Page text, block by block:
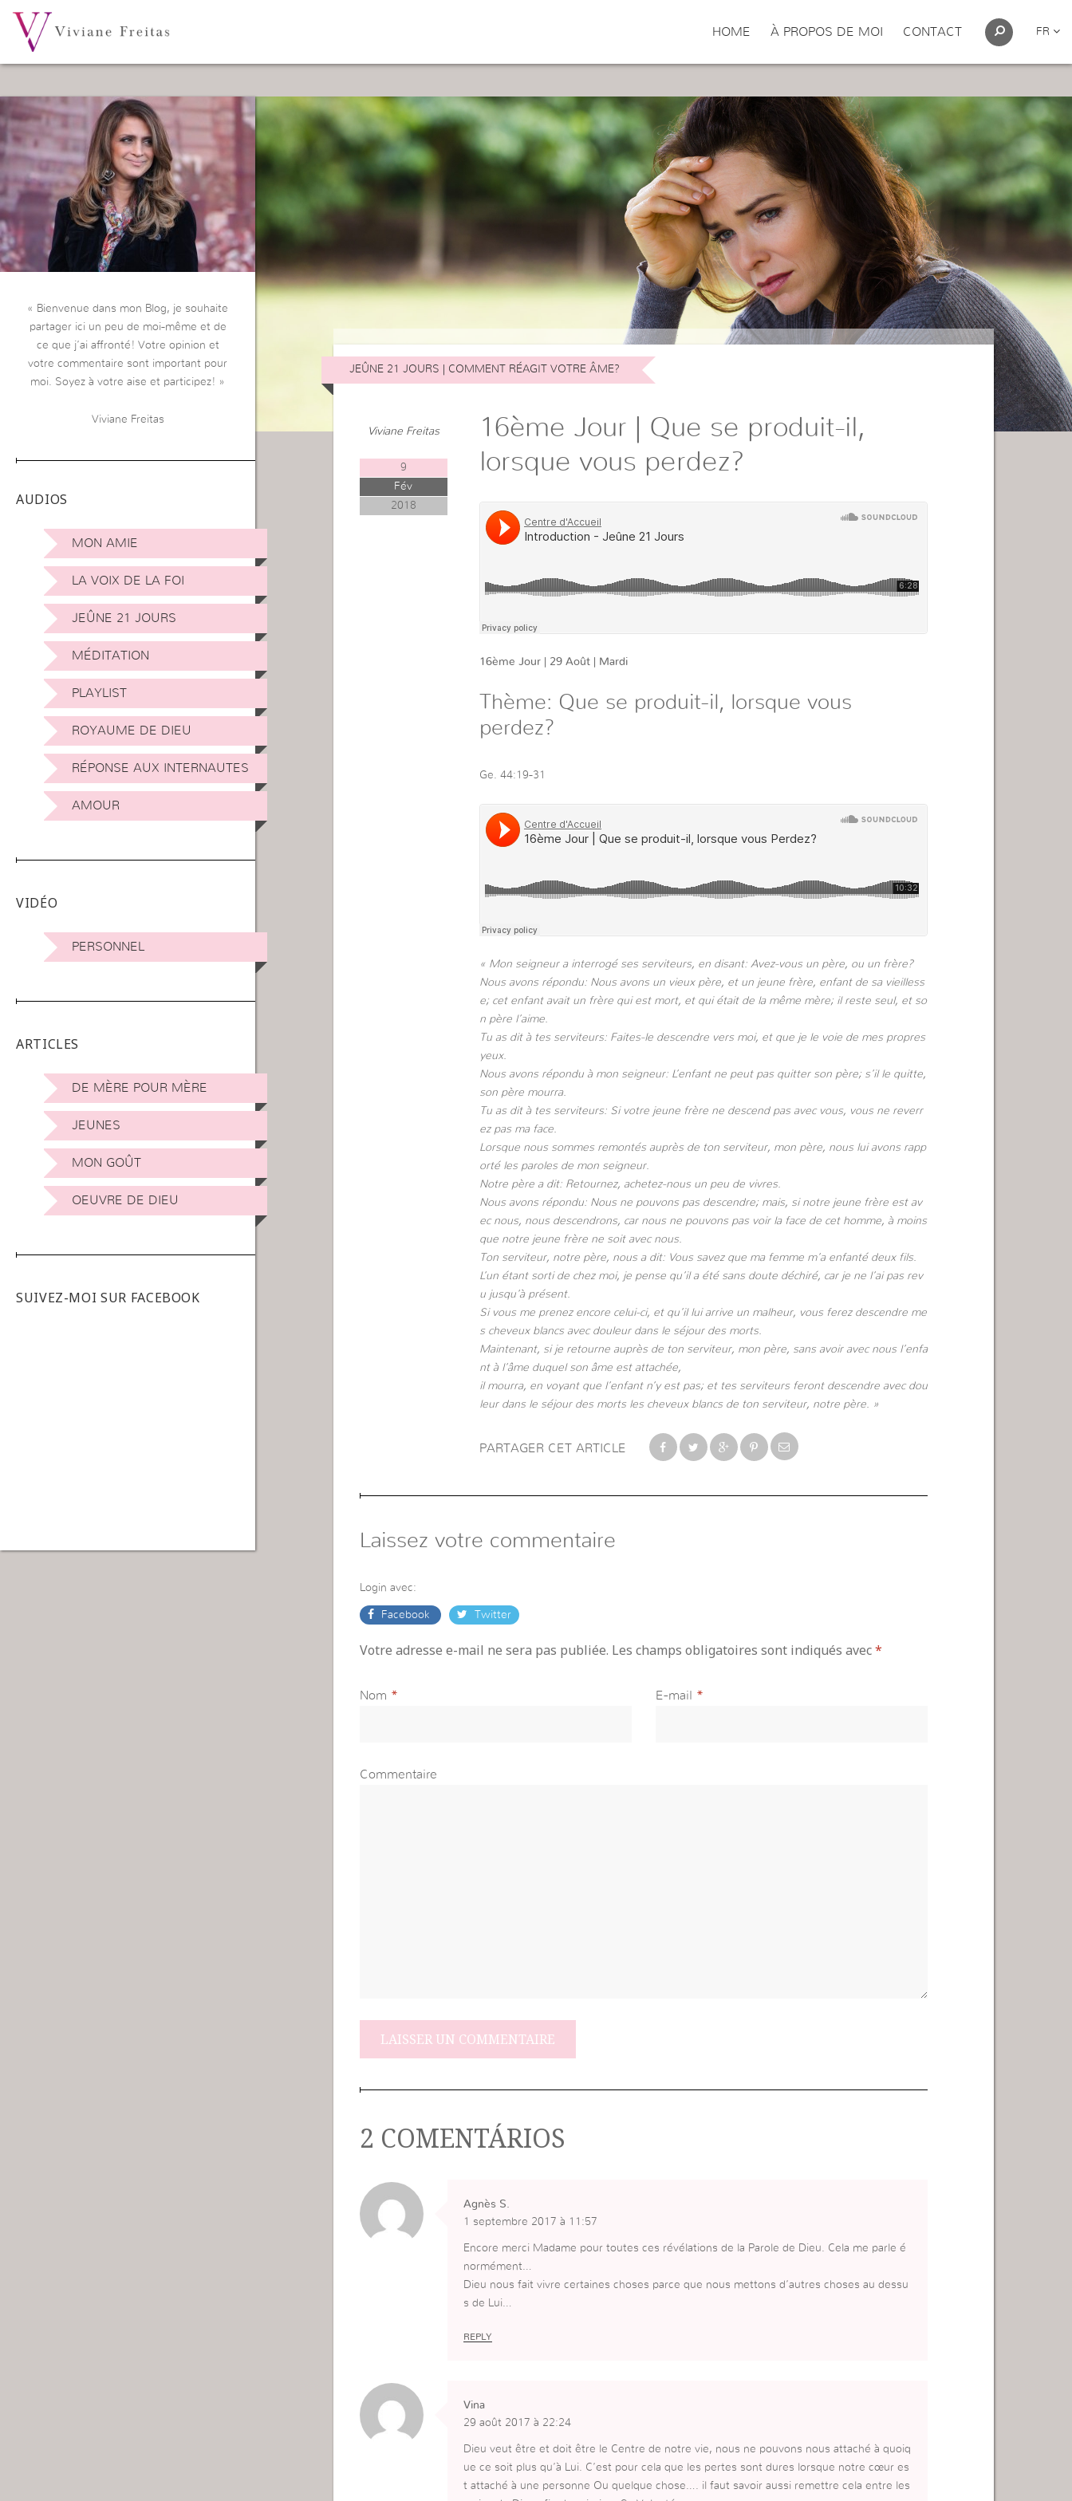
HOME À PROPOS DE MOI CONTACT FR
« Bienvenue dans mon Blog, je souhaite
partager ici un peu de moi-même et de
ce que j’ai affronté! Votre opinion et
votre commentaire sont important pour
moi. Soyez à votre aise et participez! »
Viviane Freitas
AUDIOS
MON AMIE
LA VOIX DE LA FOI
JEÛNE 21 JOURS
MÉDITATION
PLAYLIST
ROYAUME DE DIEU
RÉPONSE AUX INTERNAUTES
AMOUR
VIDÉO
PERSONNEL
ARTICLES
DE MÈRE POUR MÈRE
JEUNES
MON GOÛT
OEUVRE DE DIEU
SUIVEZ-MOI SUR FACEBOOK
JEÛNE 21 JOURS | COMMENT RÉAGIT VOTRE ÂME?
Viviane Freitas
9
Fév
2018
16ème Jour | Que se produit-il,
lorsque vous perdez?
16ème Jour | 29 Août | Mardi
Thème: Que se produit-il, lorsque vous
perdez?
Ge. 44:19-31
« Mon seigneur a interrogé ses serviteurs, en disant: Avez-vous un père, ou un frère?
Nous avons répondu: Nous avons un vieux père, et un jeune frère, enfant de sa vieilless
e; cet enfant avait un frère qui est mort, et qui était de la même mère; il reste seul, et so
n père l’aime.
Tu as dit à tes serviteurs: Faites-le descendre vers moi, et que je le voie de mes propres
yeux.
Nous avons répondu à mon seigneur: L’enfant ne peut pas quitter son père; s’il le quitte,
son père mourra.
Tu as dit à tes serviteurs: Si votre jeune frère ne descend pas avec vous, vous ne reverr
ez pas ma face.
Lorsque nous sommes remontés auprès de ton serviteur, mon père, nous lui avons rapp
orté les paroles de mon seigneur.
Notre père a dit: Retournez, achetez-nous un peu de vivres.
Nous avons répondu: Nous ne pouvons pas descendre; mais, si notre jeune frère est av
ec nous, nous descendrons, car nous ne pouvons pas voir la face de cet homme, à moins
que notre jeune frère ne soit avec nous.
Ton serviteur, notre père, nous a dit: Vous savez que ma femme m’a enfanté deux fils.
L’un étant sorti de chez moi, je pense qu’il a été sans doute déchiré, car je ne l’ai pas rev
u jusqu’à présent.
Si vous me prenez encore celui-ci, et qu’il lui arrive un malheur, vous ferez descendre me
s cheveux blancs avec douleur dans le séjour des morts.
Maintenant, si je retourne auprès de ton serviteur, mon père, sans avoir avec nous l’enfa
nt à l’âme duquel son âme est attachée,
il mourra, en voyant que l’enfant n’y est pas; et tes serviteurs feront descendre avec dou
leur dans le séjour des morts les cheveux blancs de ton serviteur, notre père. »
PARTAGER CET ARTICLE
Laissez votre commentaire
Login avec:
Facebook Twitter
Votre adresse e-mail ne sera pas publiée. Les champs obligatoires sont indiqués avec*
Nom * E-mail *
Commentaire
2 COMENTÁRIOS
Agnès S.
1 septembre 2017 à 11:57
Encore merci Madame pour toutes ces révélations de la Parole de Dieu. Cela me parle é
normément…
Dieu nous fait vivre certaines choses parce que nous mettons d’autres choses au dessu
s de Lui…
REPLY
Vina
29 août 2017 à 22:24
Dieu veut être et doit être le Centre de notre vie, nous ne pouvons nous attaché à quoiq
ue ce soit plus qu’à Lui. C’est pour cela que les pertes sont dures lorsque notre cœur es
t attaché à une personne Ou quelque chose…. il faut savoir aussi remettre cela entre les